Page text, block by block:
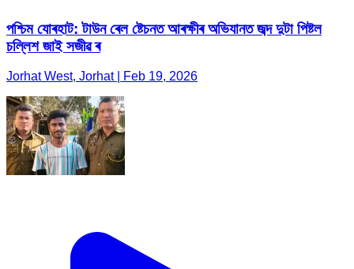
পশ্চিম যোৰহাট: টাউন ৰেল ষ্টেচনত আৰক্ষীৰ অভিযানত জব্দ দুটা পিষ্টল
চল্লিশ জাই সজীৱ ৰ
Jorhat West, Jorhat | Feb 19, 2026